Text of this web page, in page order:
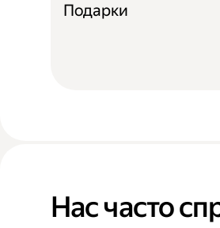
Подарки
Нас часто